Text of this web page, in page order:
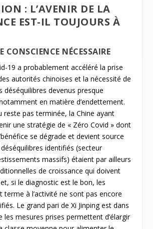
: L’AVENIR DE LA
EST-IL TOUJOURS À
CONSCIENCE NÉCESSAIRE
19 a probablement accéléré la prise
autorités chinoises et la nécessité de
déséquilibres devenus presque
en matière d’endettement.
reste pas terminée, la Chine ayant
une stratégie de « Zéro Covid » dont
se dégrade et devient source
identifiés (secteur
massifs) étaient par ailleurs
de croissance qui doivent
si le diagnostic est le bon, les
terme à l’activité ne sont pas encore
Le grand pari de Xi Jinping est dans
les mesures prises permettent d’élargir